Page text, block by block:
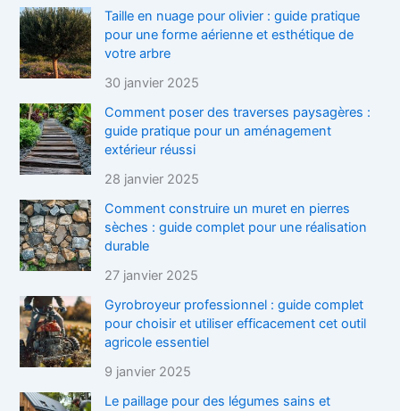
Taille en nuage pour olivier : guide pratique
pour une forme aérienne et esthétique de
votre arbre
30 janvier 2025
Comment poser des traverses paysagères :
guide pratique pour un aménagement
extérieur réussi
28 janvier 2025
Comment construire un muret en pierres
sèches : guide complet pour une réalisation
durable
27 janvier 2025
Gyrobroyeur professionnel : guide complet
pour choisir et utiliser efficacement cet outil
agricole essentiel
9 janvier 2025
Le paillage pour des légumes sains et